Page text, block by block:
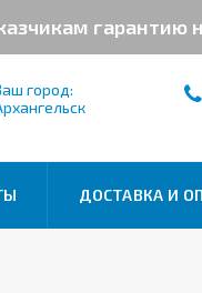
город:
ДОСТАВКА И